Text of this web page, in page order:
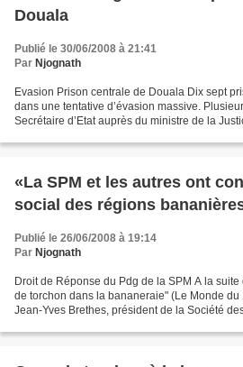
Douala
Publié le 30/06/2008 à 21:41
Par Njognath
Evasion Prison centrale de Douala Dix sept
dans une tentative d’évasion massive.
Secrétaire d’Etat auprès du ministre de la
«La SPM et les autres ont
social des régions
Publié le 26/06/2008 à 19:14
Par Njognath
Droit de Réponse du Pdg de la SPM A la
de torchon dans la bananeraie" (Le Monde
Jean-Yves Brethes, président de la Société